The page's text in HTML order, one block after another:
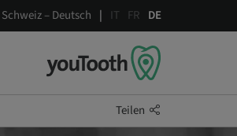
Schweiz – Deutsch IT FR DE
Teilen